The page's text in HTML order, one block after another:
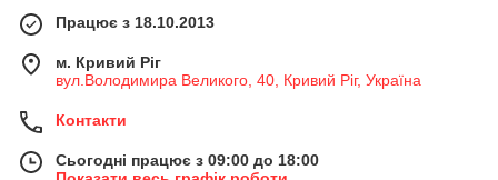
Працює з 18.10.2013
м. Кривий Ріг
вул.Володимира Великого, 40, Кривий Ріг, Україна
Контакти
Сьогодні працює з 09:00 до 18:00